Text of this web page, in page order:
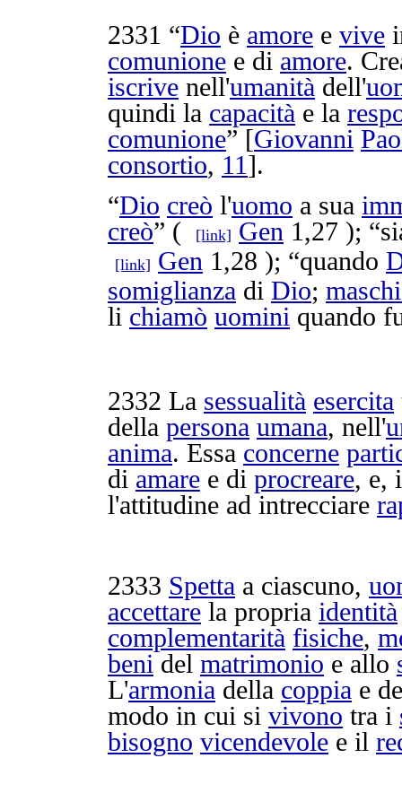
2331 “Dio è amore e vive
comunione e di amore.
iscrive nell'umanità dell'
quindi la capacità e la
comunione” [Giovanni
consortio, 11].
“Dio creò l'uomo a sua
creò” ( [link] Gen 1,27 );
[link] Gen 1,28 ); “quando
somiglianza di Dio;
li chiamò uomini quando
2332 La sessualità esercita
della persona umana, nell'
anima. Essa concerne
di amare e di procreare, e,
l'attitudine ad intrecciare
2333 Spetta a ciascuno,
accettare la propria identità
complementarità fisiche,
beni del matrimonio e allo
L'armonia della coppia e
modo in cui si vivono tra i
bisogno vicendevole e il